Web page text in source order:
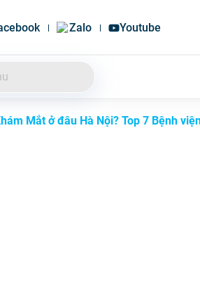
Zalo Youtube
Mắt ở đâu Hà Nội? Top 7 Bệnh